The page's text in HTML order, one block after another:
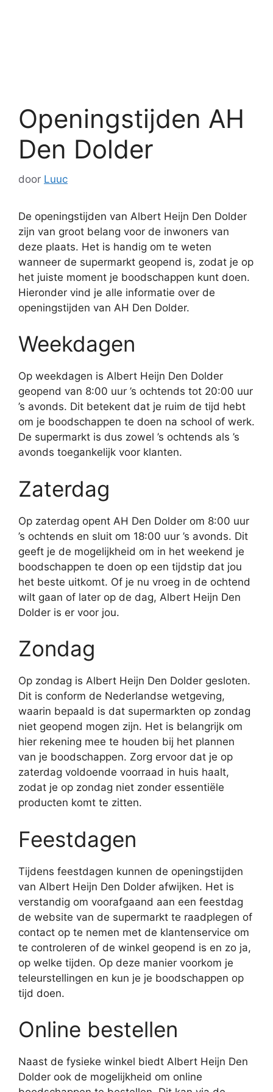
Openingstijden AH
Den Dolder
door Luuc
De openingstijden van Albert Heijn Den Dolder
zijn van groot belang voor de inwoners van
deze plaats. Het is handig om te weten
wanneer de supermarkt geopend is, zodat je op
het juiste moment je boodschappen kunt doen.
Hieronder vind je alle informatie over de
openingstijden van AH Den Dolder.
Weekdagen
Op weekdagen is Albert Heijn Den Dolder
geopend van 8:00 uur ’s ochtends tot 20:00 uur
’s avonds. Dit betekent dat je ruim de tijd hebt
om je boodschappen te doen na school of werk.
De supermarkt is dus zowel ’s ochtends als ’s
avonds toegankelijk voor klanten.
Zaterdag
Op zaterdag opent AH Den Dolder om 8:00 uur
’s ochtends en sluit om 18:00 uur ’s avonds. Dit
geeft je de mogelijkheid om in het weekend je
boodschappen te doen op een tijdstip dat jou
het beste uitkomt. Of je nu vroeg in de ochtend
wilt gaan of later op de dag, Albert Heijn Den
Dolder is er voor jou.
Zondag
Op zondag is Albert Heijn Den Dolder gesloten.
Dit is conform de Nederlandse wetgeving,
waarin bepaald is dat supermarkten op zondag
niet geopend mogen zijn. Het is belangrijk om
hier rekening mee te houden bij het plannen
van je boodschappen. Zorg ervoor dat je op
zaterdag voldoende voorraad in huis haalt,
zodat je op zondag niet zonder essentiële
producten komt te zitten.
Feestdagen
Tijdens feestdagen kunnen de openingstijden
van Albert Heijn Den Dolder afwijken. Het is
verstandig om voorafgaand aan een feestdag
de website van de supermarkt te raadplegen of
contact op te nemen met de klantenservice om
te controleren of de winkel geopend is en zo ja,
op welke tijden. Op deze manier voorkom je
teleurstellingen en kun je je boodschappen op
tijd doen.
Online bestellen
Naast de fysieke winkel biedt Albert Heijn Den
Dolder ook de mogelijkheid om online